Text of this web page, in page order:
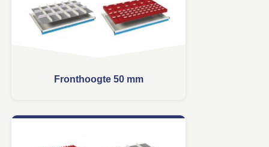
Fronthoogte 50 mm